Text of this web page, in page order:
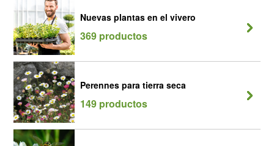
Nuevas plantas en el vivero
369 productos
Perennes para tierra seca
149 productos